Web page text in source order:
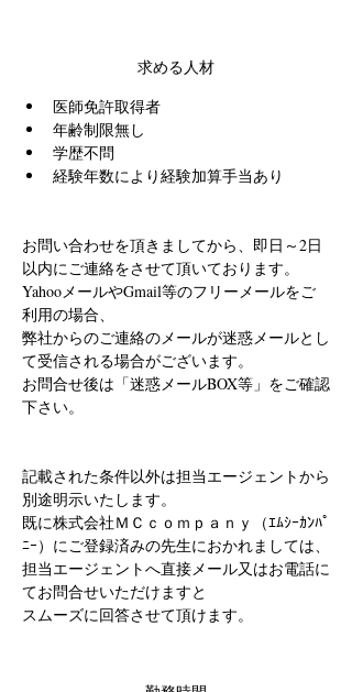
求める人材
医師免許取得者
年齢制限無し
学歴不問
経験年数により経験加算手当あり
お問い合わせを頂きましてから、即日～2日
以内にご連絡をさせて頂いております。
YahooメールやGmail等のフリーメールをご
利用の場合、
弊社からのご連絡のメールが迷惑メールとし
て受信される場合がございます。
お問合せ後は「迷惑メールBOX等」をご確認
下さい。
記載された条件以外は担当エージェントから
別途明示いたします。
既に株式会社ＭＣｃｏｍｐａｎｙ（ｴﾑｼｰｶﾝﾊﾟ
ﾆｰ）にご登録済みの先生におかれましては、
担当エージェントへ直接メール又はお電話に
てお問合せいただけますと
スムーズに回答させて頂けます。